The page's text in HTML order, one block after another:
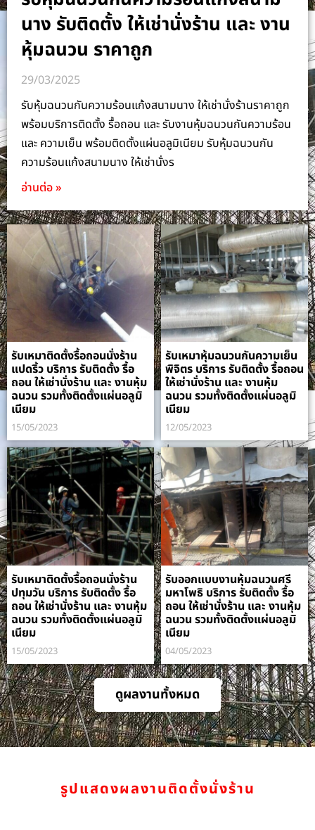
นาง รับติดตั้ง ให้เช่านั่งร้าน และ งาน
หุ้มฉนวน ราคาถูก
29/03/2025
รับหุ้มฉนวนกันความร้อนแก้งสนามนาง ให้เช่านั่งร้านราคาถูก
พร้อมบริการติดตั้ง รื้อถอน และ รับงานหุ้มฉนวนกันความร้อน
และ ความเย็น พร้อมติดตั้งแผ่นอลูมิเนียม รับหุ้มฉนวนกัน
ความร้อนแก้งสนามนาง ให้เช่านั่งร
อ่านต่อ »
รับเหมาติดตั้งรื้อถอนนั่งร้าน
แปดริ้ว บริการ รับติดตั้ง รื้อ
ถอน ให้เช่านั่งร้าน และ งานหุ้ม
ฉนวน รวมทั้งติดตั้งแผ่นอลูมิ
เนียม
15/05/2023
รับเหมาหุ้มฉนวนกันความเย็น
พิจิตร บริการ รับติดตั้ง รื้อถอน
ให้เช่านั่งร้าน และ งานหุ้ม
ฉนวน รวมทั้งติดตั้งแผ่นอลูมิ
เนียม
12/05/2023
รับเหมาติดตั้งรื้อถอนนั่งร้าน
ปทุมวัน บริการ รับติดตั้ง รื้อ
ถอน ให้เช่านั่งร้าน และ งานหุ้ม
ฉนวน รวมทั้งติดตั้งแผ่นอลูมิ
เนียม
15/05/2023
รับออกแบบงานหุ้มฉนวนศรี
มหาโพธิ บริการ รับติดตั้ง รื้อ
ถอน ให้เช่านั่งร้าน และ งานหุ้ม
ฉนวน รวมทั้งติดตั้งแผ่นอลูมิ
เนียม
04/05/2023
ดูผลงานทั้งหมด
รูปแสดงผลงานติดตั้งนั่งร้าน